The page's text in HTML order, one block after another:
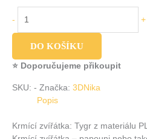
- +
DO KOŠÍKU
⭐ Doporučujeme přikoupit
SKU: - Značka: 3DNika
Popis
Krmící zvířátka: Tygr z materiálu